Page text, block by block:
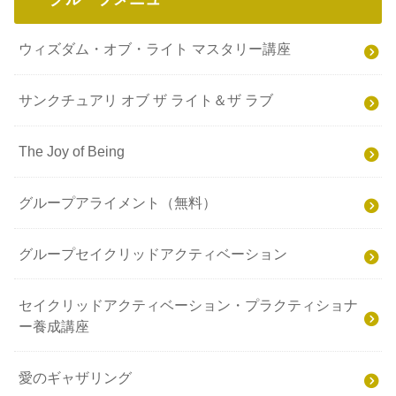
ウィズダム・オブ・ライト マスタリー講座
サンクチュアリ オブ ザ ライト＆ザ ラブ
The Joy of Being
グループアライメント（無料）
グループセイクリッドアクティベーション
セイクリッドアクティベーション・プラクティショナ
ー養成講座
愛のギャザリング